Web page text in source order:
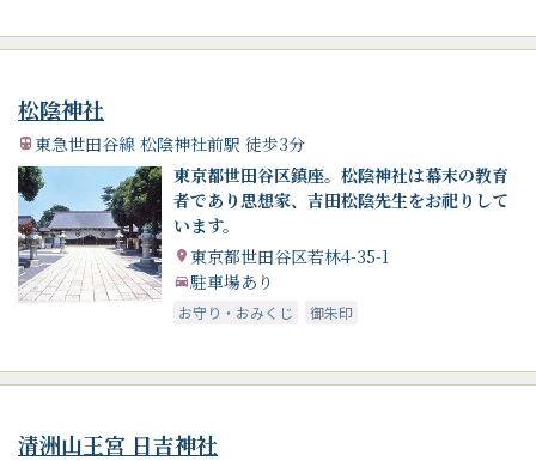
松陰神社
東急世田谷線 松陰神社前駅 徒歩3分
東京都世田谷区鎮座。松陰神社は幕末の教育
者であり思想家、吉田松陰先生をお祀りして
います。
東京都世田谷区若林4-35-1
駐車場あり
お守り・おみくじ 御朱印
清洲山王宮 日吉神社